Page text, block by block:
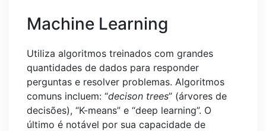
Machine Learning
Utiliza algoritmos treinados com grandes
quantidades de dados para responder
perguntas e resolver problemas. Algoritmos
comuns incluem: “decison trees” (árvores de
decisões), “K-means” e “deep learning”. O
último é notável por sua capacidade de